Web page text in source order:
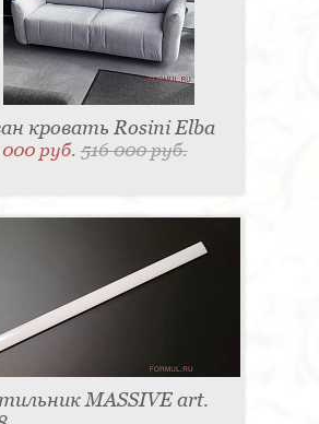
кровать Rosini Elba
руб.516 000 руб.
MASSIVE art.